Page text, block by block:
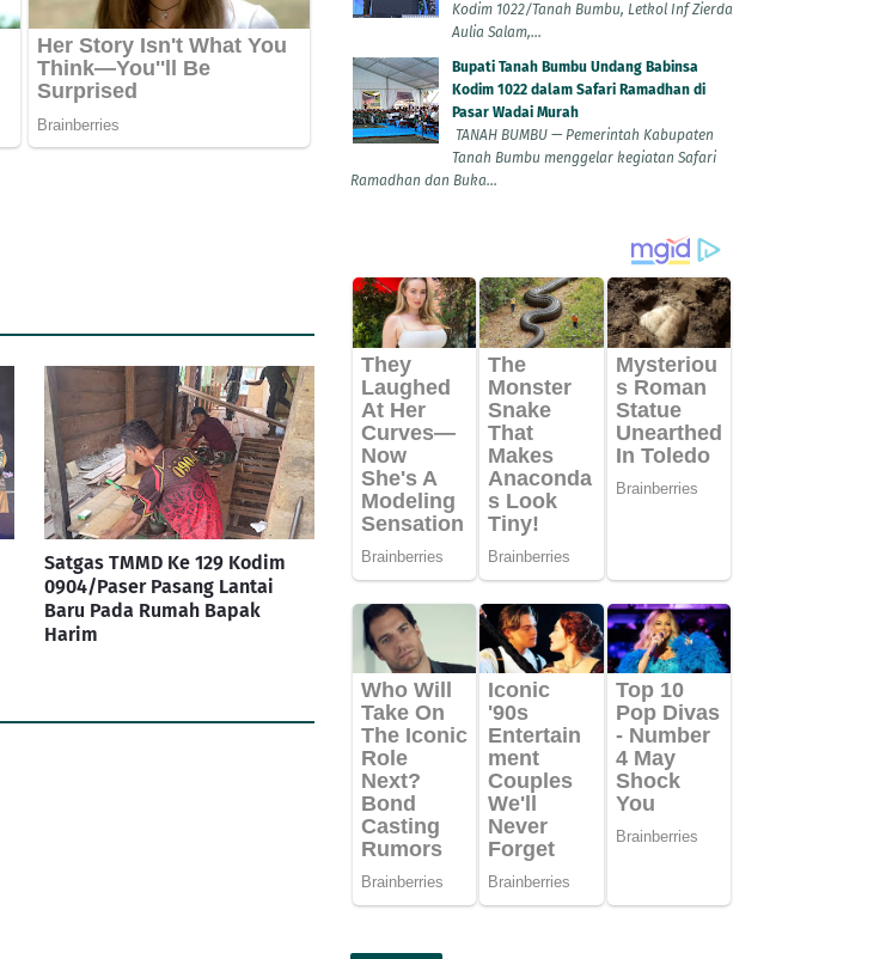
Satgas TMMD Ke 129 Kodim
0904/Paser Pasang Lantai
Baru Pada Rumah Bapak
Harim
Kodim 1022/Tanah Bumbu, Letkol Inf Zierda
Aulia Salam,...
Bupati Tanah Bumbu Undang Babinsa
Kodim 1022 dalam Safari Ramadhan di
Pasar Wadai Murah
TANAH BUMBU — Pemerintah Kabupaten
Tanah Bumbu menggelar kegiatan Safari
Ramadhan dan Buka...